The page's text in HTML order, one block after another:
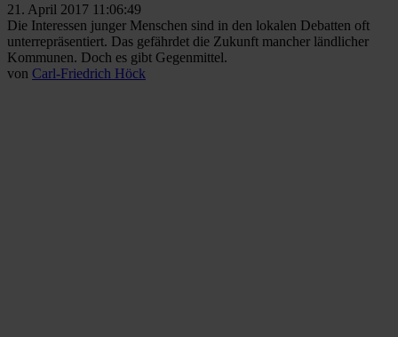
21. April 2017 11:06:49
Die Interessen junger Menschen sind in den lokalen Debatten oft
unterrepräsentiert. Das gefährdet die Zukunft mancher ländlicher
Kommunen. Doch es gibt Gegenmittel.
von Carl-Friedrich Höck